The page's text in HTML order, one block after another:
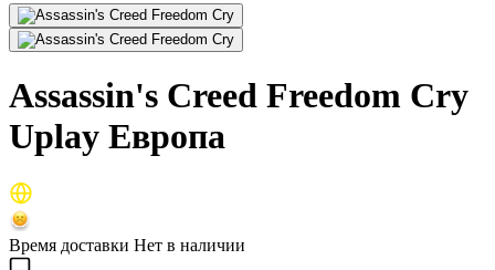
Assassin's Creed Freedom Cry
Uplay Европа
Время доставки Нет в наличии